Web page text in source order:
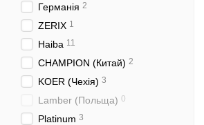
Германія 2
ZERIX 1
Haiba 11
CHAMPION (Китай) 2
KOER (Чехія) 3
Lamber (Польща) 0
Platinum 3